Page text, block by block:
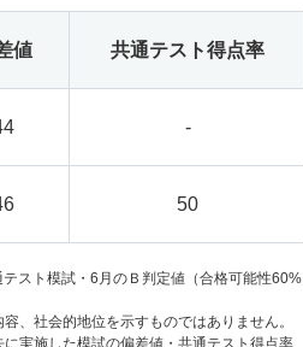
値 共通テスト得点率
-
50
スト模試・6月のＢ判定値（合格可能性60%
社会的地位を示すものではありません。
実施した模試の偏差値・共通テスト得点率